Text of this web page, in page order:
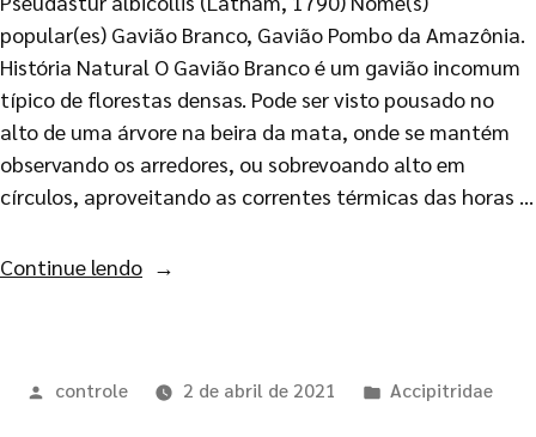
popular(es) Gavião Branco, Gavião Pombo da Amazônia.
História Natural O Gavião Branco é um gavião incomum
típico de florestas densas. Pode ser visto pousado no
alto de uma árvore na beira da mata, onde se mantém
observando os arredores, ou sobrevoando alto em
círculos, aproveitando as correntes térmicas das horas …
Continue lendo
controle 2 de abril de 2021 Accipitridae